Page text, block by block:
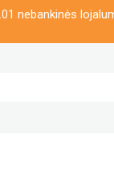
nebankinės